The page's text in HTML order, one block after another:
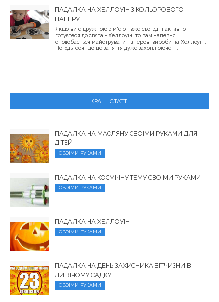
ПАДАЛКА НА ХЕЛЛОУЇН З КОЛЬОРОВОГО
ПАПЕРУ
Якщо ви є дружною сім'єю і вже сьогодні активно
готуєтеся до свята - Хеллоуїн, то вам напевно
сподобається майструвати паперові вироби на Хеллоуїн.
Погодьтеся, що це заняття дуже захоплююче. І...
КРАЩІ СТАТТІ
ПАДАЛКА НА МАСЛЯНУ СВОЇМИ РУКАМИ ДЛЯ
ДІТЕЙ
СВОЇМИ РУКАМИ
ПАДАЛКА НА КОСМІЧНУ ТЕМУ СВОЇМИ РУКАМИ
СВОЇМИ РУКАМИ
ПАДАЛКА НА ХЕЛЛОУЇН
СВОЇМИ РУКАМИ
ПАДАЛКА НА ДЕНЬ ЗАХИСНИКА ВІТЧИЗНИ В
ДИТЯЧОМУ САДКУ
СВОЇМИ РУКАМИ